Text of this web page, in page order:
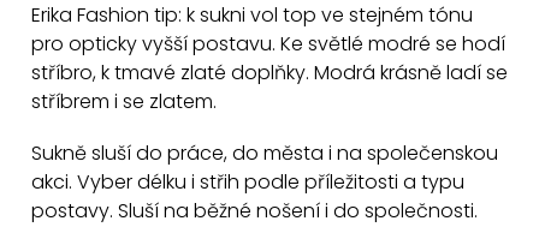
i
s
u
Erika Fashion tip: k sukni vol top ve stejném tónu
pro opticky vyšší postavu. Ke světlé modré se hodí
stříbro, k tmavé zlaté doplňky. Modrá krásně ladí se
stříbrem i se zlatem.
Sukně sluší do práce, do města i na společenskou
akci. Vyber délku i střih podle příležitosti a typu
postavy. Sluší na běžné nošení i do společnosti.